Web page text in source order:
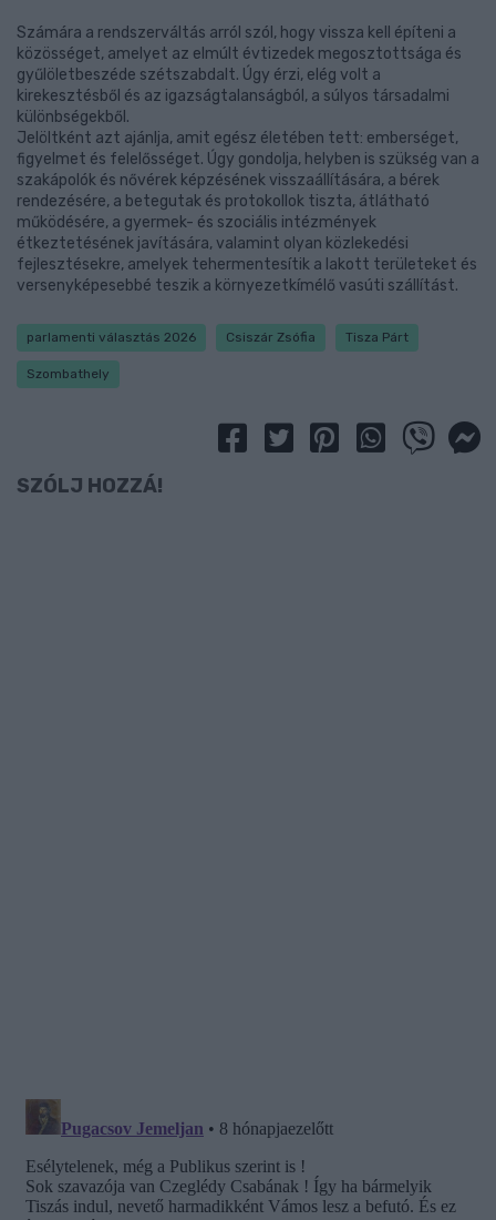
Számára a rendszerváltás arról szól, hogy vissza kell építeni a
közösséget, amelyet az elmúlt évtizedek megosztottsága és
gyűlöletbeszéde szétszabdalt. Úgy érzi, elég volt a
kirekesztésből és az igazságtalanságból, a súlyos társadalmi
különbségekből.
Jelöltként azt ajánlja, amit egész életében tett: emberséget,
figyelmet és felelősséget. Úgy gondolja, helyben is szükség van a
szakápolók és nővérek képzésének visszaállítására, a bérek
rendezésére, a betegutak és protokollok tiszta, átlátható
működésére, a gyermek- és szociális intézmények
étkeztetésének javítására, valamint olyan közlekedési
fejlesztésekre, amelyek tehermentesítik a lakott területeket és
versenyképesebbé teszik a környezetkímélő vasúti szállítást.
parlamenti választás 2026 Csiszár Zsófia Tisza Párt
Szombathely
SZÓLJ HOZZÁ!